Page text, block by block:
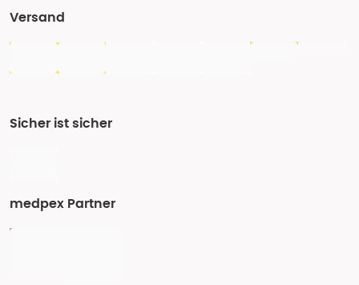
Versand
Sicher ist sicher
medpex Partner